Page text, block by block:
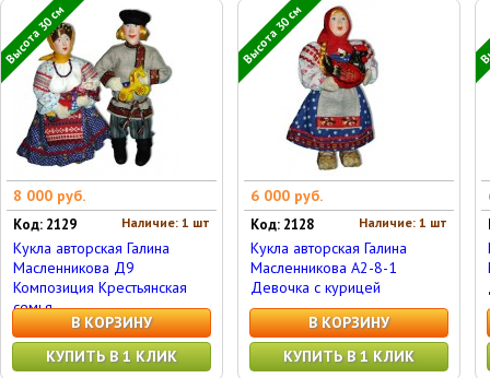
Высота 30 см
8 000 руб.
Наличие: 1 шт
Код: 2129
Кукла авторская Галина
Масленникова Д9
Композиция Крестьянская
семья
В КОРЗИНУ
КУПИТЬ В 1 КЛИК
Высота 30 см
6 000 руб.
Наличие: 1 шт
Код: 2128
Кукла авторская Галина
Масленникова А2-8-1
Девочка с курицей
В КОРЗИНУ
КУПИТЬ В 1 КЛИК